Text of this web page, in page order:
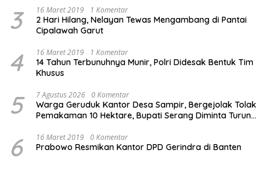
3 16 Maret 2019 1 Komentar
2 Hari Hilang, Nelayan Tewas Mengambang di Pantai
Cipalawah Garut
4 16 Maret 2019 1 Komentar
14 Tahun Terbunuhnya Munir, Polri Didesak Bentuk Tim
Khusus
5 7 Agustus 2026 0 Komentar
Warga Geruduk Kantor Desa Sampir, Bergejolak Tolak
Pemakaman 10 Hektare, Bupati Serang Diminta Turun
6 16 Maret 2019 0 Komentar
Prabowo Resmikan Kantor DPD Gerindra di Banten